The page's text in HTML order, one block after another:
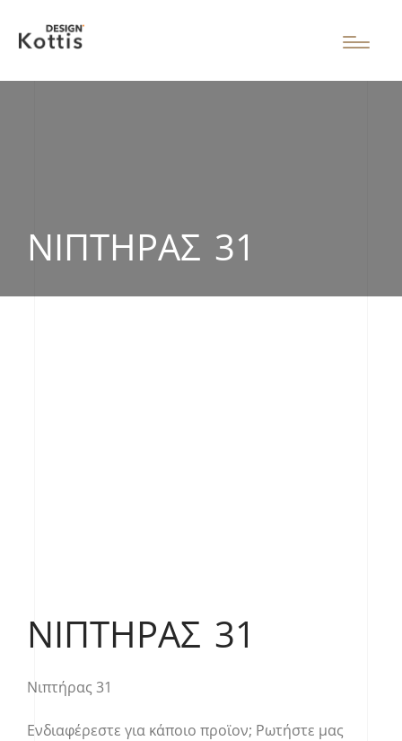
ΝΙΠΤΉΡΑΣ 31
ΝΙΠΤΉΡΑΣ 31
Νιπτήρας 31
Ενδιαφέρεστε για κάποιο προϊον; Ρωτήστε μας